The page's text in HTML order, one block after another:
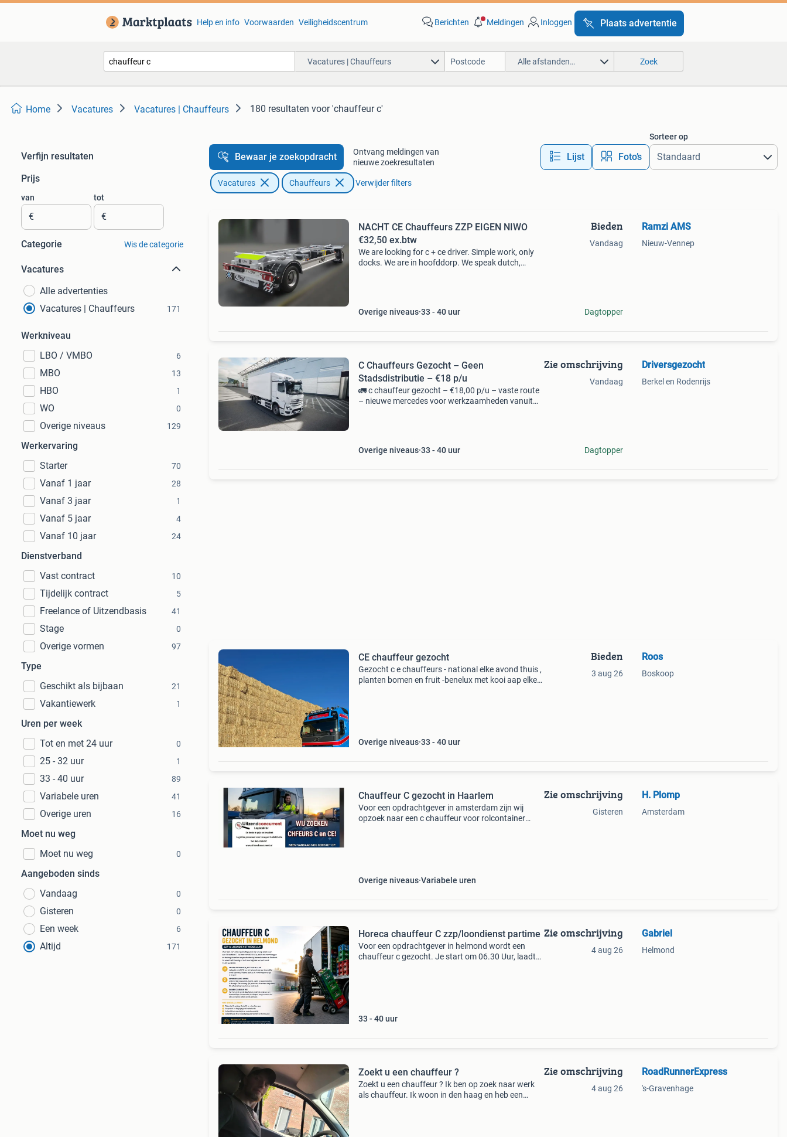
Help en info Voorwaarden Veiligheidscentrum Berichten Meldingen Inloggen Plaats advertentie
Vacatures | Chauffeurs Alle afstanden… Zoek
Home Vacatures Vacatures | Chauffeurs 180 resultaten voor 'chauffeur c'
Verfijn resultaten
Prijs
van
€
tot
€
Categorie Wis de categorie
Vacatures
Alle advertenties
Vacatures | Chauffeurs
171
Werkniveau
LBO / VMBO
6
MBO 13
HBO 1
WO 0
Overige niveaus 129
Werkervaring
Starter
70
Vanaf 1 jaar 28
Vanaf 3 jaar 1
Vanaf 5 jaar 4
Vanaf 10 jaar 24
Dienstverband
Vast contract
10
Tijdelijk contract 5
Freelance of Uitzendbasis 41
Stage 0
Overige vormen 97
Type
Geschikt als bijbaan
21
Vakantiewerk 1
Uren per week
Tot en met 24 uur
0
25 - 32 uur 1
33 - 40 uur 89
Variabele uren 41
Overige uren 16
Moet nu weg
Moet nu weg
0
Aangeboden sinds
Vandaag
0
Gisteren 0
Een week 6
Altijd 171
Bewaar je zoekopdracht
Ontvang meldingen van
nieuwe zoekresultaten
Lijst Foto’s
Sorteer op
Vacatures Chauffeurs Verwijder filters
NACHT CE Chauffeurs ZZP EIGEN NIWO
€32,50 ex.btw
We are looking for c + ce driver. Simple work, only
docks. We are in hoofddorp. We speak dutch,
Overige niveaus 33 - 40 uur
Bieden
Vandaag
Dagtopper
Ramzi AMS
Nieuw-Vennep
C Chauffeurs Gezocht – Geen
Stadsdistributie – €18 p/u
🚛 c chauffeur gezocht – €18,00 p/u – vaste route
– nieuwe mercedes voor werkzaamheden vanuit
Overige niveaus 33 - 40 uur
Zie omschrijving
Vandaag
Dagtopper
Driversgezocht
Berkel en Rodenrijs
CE chauffeur gezocht
Gezocht c e chauffeurs - national elke avond thuis ,
planten bomen en fruit -benelux met kooi aap elke
Overige niveaus 33 - 40 uur
Bieden
3 aug 26
Roos
Boskoop
Chauffeur C gezocht in Haarlem
Voor een opdrachtgever in amsterdam zijn wij
opzoek naar een c chauffeur voor rolcontainer
Overige niveaus Variabele uren
Zie omschrijving
Gisteren
H. Plomp
Amsterdam
Horeca chauffeur C zzp/loondienst partime
Voor een opdrachtgever in helmond wordt een
chauffeur c gezocht. Je start om 06.30 Uur, laadt
33 - 40 uur
Zie omschrijving
4 aug 26
Gabriel
Helmond
Zoekt u een chauffeur ?
Zoekt u een chauffeur ? Ik ben op zoek naar werk
als chauffeur. Ik woon in den haag en heb een
Zie omschrijving
4 aug 26
RoadRunnerExpress
's-Gravenhage